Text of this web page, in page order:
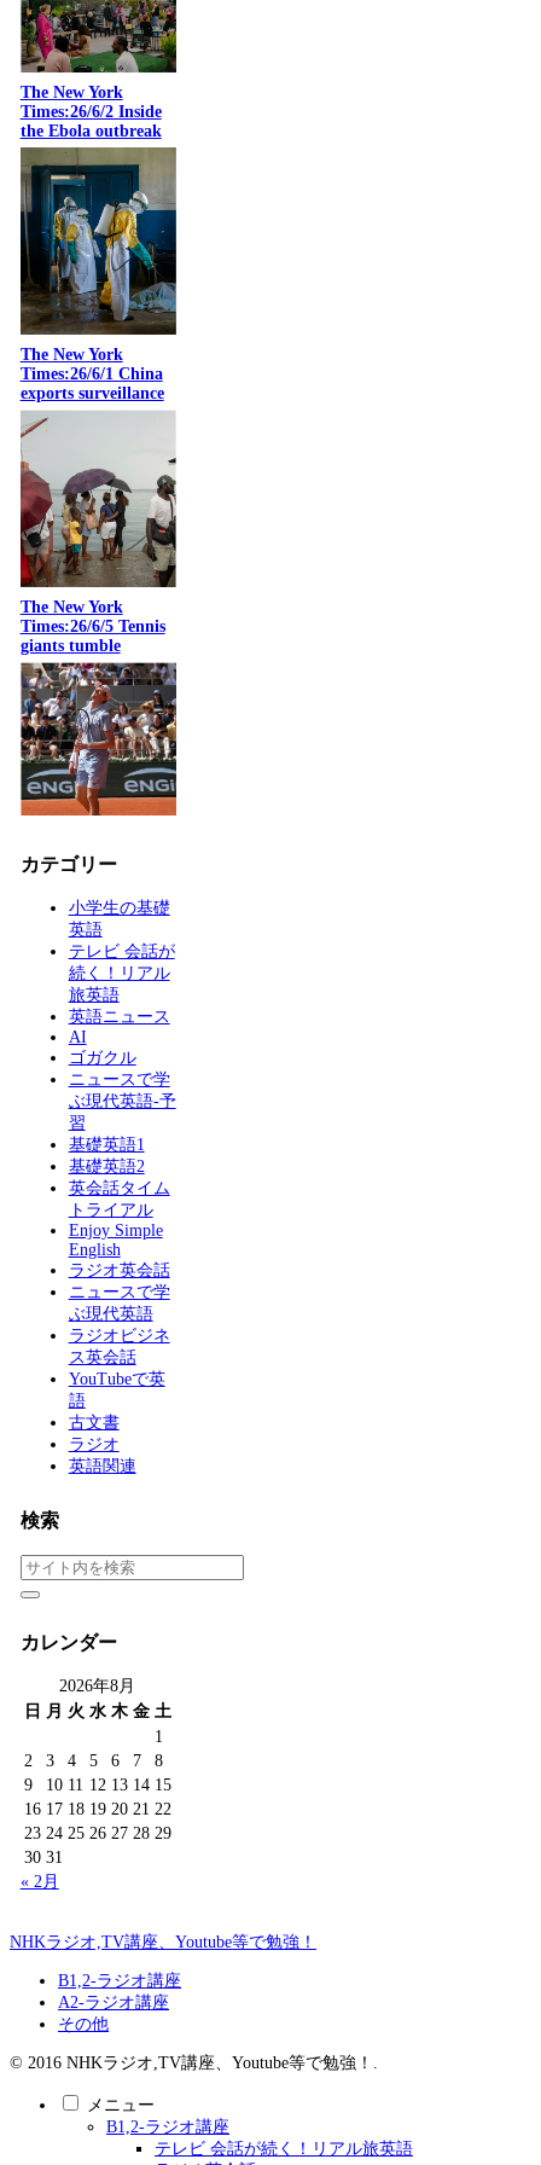
The New York
Times:26/6/2 Inside
the Ebola outbreak
The New York
Times:26/6/1 China
exports surveillance
The New York
Times:26/6/5 Tennis
giants tumble
カテゴリー
小学生の基礎
英語
テレビ 会話が
続く！リアル
旅英語
英語ニュース
AI
ゴガクル
ニュースで学
ぶ現代英語-予
習
基礎英語1
基礎英語2
英会話タイム
トライアル
Enjoy Simple
English
ラジオ英会話
ニュースで学
ぶ現代英語
ラジオビジネ
ス英会話
YouTubeで英
語
古文書
ラジオ
英語関連
検索
カレンダー
2026年8月
日 月 火 水 木 金 土
1
2
3 4 5 6 7
8
9
10 11 12 13 14 15
16 17 18 19 20 21 22
23 24 25 26 27 28 29
30 31
« 2月
NHKラジオ,TV講座、Youtube等で勉強！
B1,2-ラジオ講座
A2-ラジオ講座
その他
© 2016 NHKラジオ,TV講座、Youtube等で勉強！.
メニュー
B1,2-ラジオ講座
テレビ 会話が続く！リアル旅英語